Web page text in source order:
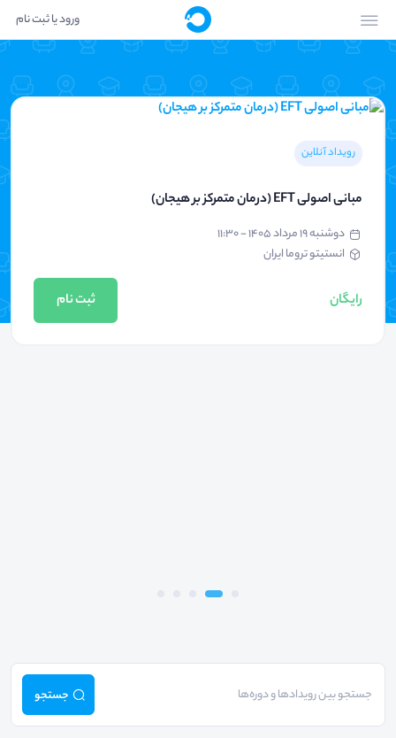
ورود یا ثبت نام
رویداد آنلاین
مبانی اصولی EFT (درمان متمرکز بر هیجان)
دوشنبه ۱۹ مرداد ۱۴۰۵ - ۱۱:۳۰
انستیتو تروما ایران
رایگان ثبت نام
جستجو